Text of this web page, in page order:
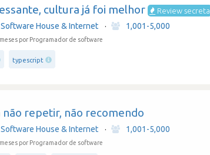
cultura já foi melhor Review secreta
Software House & Internet · 1,001-5,000
por Programador de software
typescript
não repetir, não recomendo
Software House & Internet · 1,001-5,000
por Programador de software